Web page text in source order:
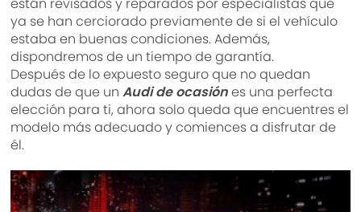
ya se han cerciorado previamente de si el vehículo
estaba en buenas condiciones. Además,
dispondremos de un tiempo de garantía.
Después de lo expuesto seguro que no quedan
dudas de que unAudi de ocasiónes una perfecta
elección para ti, ahora solo queda que encuentres el
modelo más adecuado y comiences a disfrutar de
él.